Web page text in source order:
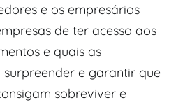
e os empresários
de ter acesso aos
e quais as
e garantir que
sobreviver e